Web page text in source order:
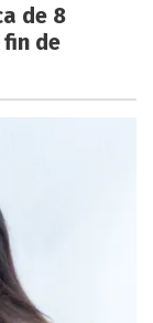
de 8
de